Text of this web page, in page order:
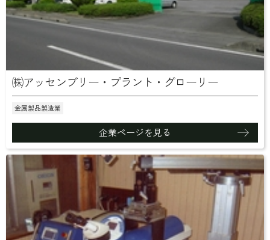
㈱アッセンブリー・プラント・グローリー
金属製品製造業
企業ページを見る